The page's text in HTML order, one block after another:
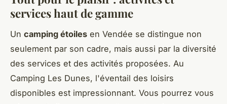
services haut de gamme
Un camping étoiles en Vendée se distingue non
seulement par son cadre, mais aussi par la diversité
des services et des activités proposées. Au
Camping Les Dunes, l'éventail des loisirs
disponibles est impressionnant. Vous pourrez vous